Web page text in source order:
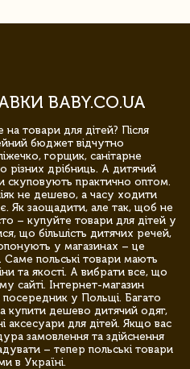
BABY.CO.UA
товари для дітей? Після
бюджет відчутно
горщик, санітарне
різних дрібниць. А дитячий
скуповують практично оптом.
не дешево, а часу ходити
Як заощадити, але так, щоб не
– купуйте товари для дітей у
що більшість дитячих речей,
у магазинах – це
Саме польські товари мають
та якості. А вибрати все, що
сайті. Інтернет-магазин
у Польщі. Багато
купити дешево дитячий одяг,
аксесуари для дітей. Якщо вас
замовлення та здійснення
– тепер польські товари
в Україні.